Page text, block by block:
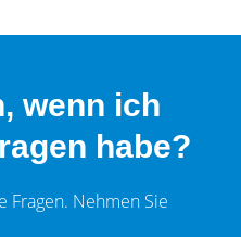
wenn ich
habe?
Fragen. Nehmen Sie